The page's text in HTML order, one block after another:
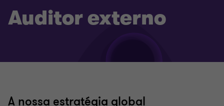
Auditor externo
A nossa estratégia global